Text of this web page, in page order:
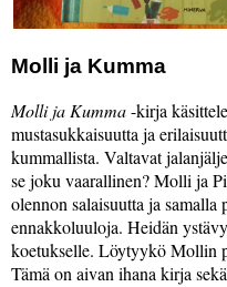
Molli ja Kumma
Molli ja Kumma-kirja
mustasukkaisuutta ja
kummallista. Valtavat
se joku vaarallinen? Molli ja
olennon salaisuutta ja
ennakkoluuloja. Heidän
koetukselle. Löytyykö Mollin
Tämä on aivan ihana kirja